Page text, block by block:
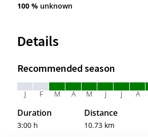
100 %unknown
Details
Recommended season
J F M A M J J A
Duration
3:00 h
Distance
10.73 km